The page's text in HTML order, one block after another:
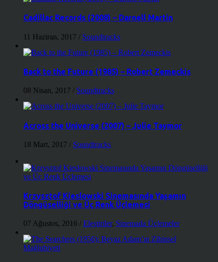
Cadillac Records (2008) – Darnell Martin
11 Haziran, 2017 / Soundtracks
Back to the Future (1985) – Robert Zemeckis
08 Nisan, 2017 / Soundtracks
Across the Universe (2007) – Julie Taymor
18 Mart, 2017 / Soundtracks
Krzysztof Kieslowski Sinemasında Yaşamın
Döngüselliği ve Üç Renk Üçlemesi
07 Ağustos, 2016 / Eleştiriler, Sinemada Üçlemeler